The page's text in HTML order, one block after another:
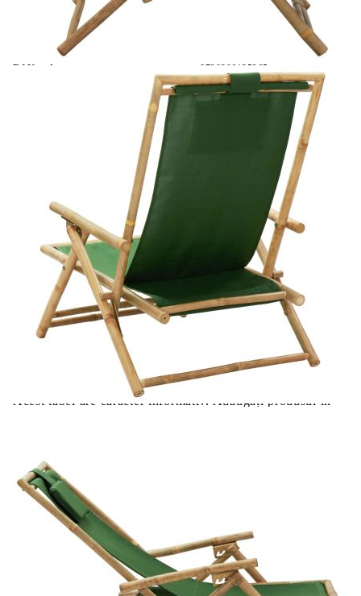
Материал:
Бамбук, плат (100% полиестер)
EAN code:
8720286135365
64 x 89 x (71-94) см (Ш x Д x
В)
Височина на седалката от земята:
Височина на подлакътника от
Купи на изплащане
Credit calculator
Сгъваем стол с накланяне, зелен, бамбук и плат
Please select credit institution
Цена на продукта: €84.00
Extraction of information from credit institutions
Предоставената таблица е с информационна цел.
Добавете продукта в количката си с бутона "Добави в
количката" и при поръчка ще можете да изберете броя
вноски на кредита.
Acest tabel are caracter informativ. Adăugați produsul în
Предоставената таблица е с информационна цел.
Добавете продукта в количката си с бутона "Добави в
количката" и при поръчка ще можете да изберете броя
вноски на кредита.
Предоставената таблица е с информационна цел.
Добавете продукта в количката си с бутона "Добави в
количката" и при поръчка ще можете да изберете броя
вноски на кредита.